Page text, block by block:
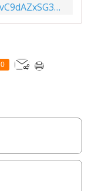
https://open.spotify.com/album/6gvC9dAZxSG3M8t98Lxy42?si=tpfS0HChRjCvdnXxasu3gQ&utm_source=copy-link&dl_branch=1
0